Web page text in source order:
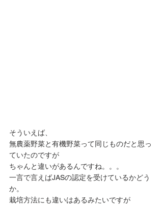
そういえば、
無農薬野菜と有機野菜って同じものだと思っ
ていたのですが
ちゃんと違いがあるんですね。。。
一言で言えばJASの認定を受けているかどう
か。
栽培方法にも違いはあるみたいですが